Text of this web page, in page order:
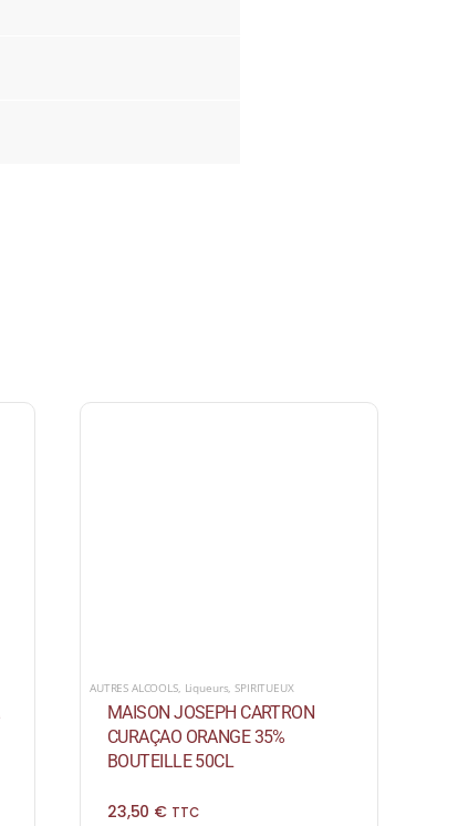
AUTRES ALCOOLS, Liqueurs ,SPIRITUEUX
MAISON JOSEPH CARTRON
CURAÇAO ORANGE 35%
BOUTEILLE 50CL
23,50 € TTC